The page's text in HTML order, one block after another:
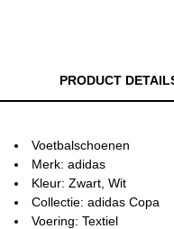
PRODUCT
Voetbalschoenen
Merk: adidas
Kleur: Zwart, Wit
Collectie: adidas Copa
Voering: Textiel